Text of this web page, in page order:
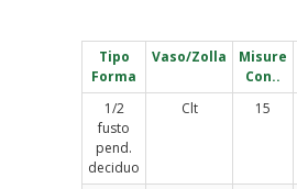
Tipo
Forma
Vaso/Zolla
Misure
Con..
1/2
fusto
pend.
deciduo
Clt 15